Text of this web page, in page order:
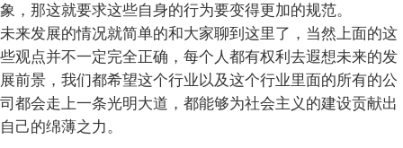
象，那这就要求这些自身的行为要变得更加的规范。
未来发展的情况就简单的和大家聊到这里了，当然上面的这
些观点并不一定完全正确，每个人都有权利去遐想未来的发
展前景，我们都希望这个行业以及这个行业里面的所有的公
司都会走上一条光明大道，都能够为社会主义的建设贡献出
自己的绵薄之力。